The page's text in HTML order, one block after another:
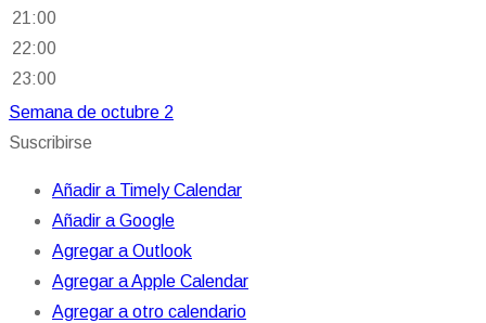
21:00
22:00
23:00
Semana de octubre 2
Suscribirse
Añadir a Timely Calendar
Añadir a Google
Agregar a Outlook
Agregar a Apple Calendar
Agregar a otro calendario